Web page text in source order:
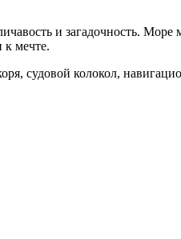
и загадочность. Море
к мечте.
судовой колокол,